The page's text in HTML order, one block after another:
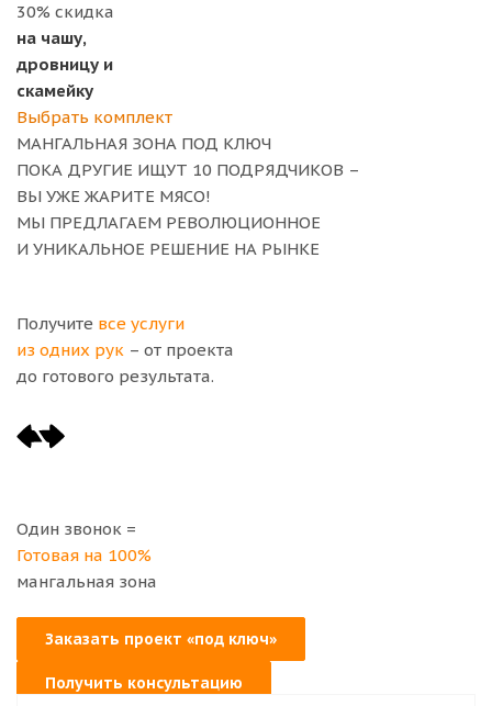
30% скидка
на чашу,
дровницу и
скамейку
Выбрать комплект
МАНГАЛЬНАЯ ЗОНА ПОД КЛЮЧ
ПОКА ДРУГИЕ ИЩУТ 10 ПОДРЯДЧИКОВ –
ВЫ УЖЕ ЖАРИТЕ МЯСО!
МЫ ПРЕДЛАГАЕМ РЕВОЛЮЦИОННОЕ
И УНИКАЛЬНОЕ РЕШЕНИЕ НА РЫНКЕ
Получите все услуги
из одних рук – от проекта
до готового результата.
Один звонок =
Готовая на 100%
мангальная зона
Заказать проект «под ключ»
Получить консультацию